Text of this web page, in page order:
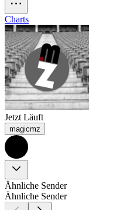
Charts
Jetzt Läuft
magicmz
Ähnliche Sender
Ähnliche Sender